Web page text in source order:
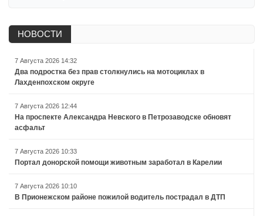
НОВОСТИ
7 Августа 2026 14:32
Два подростка без прав столкнулись на мотоциклах в
Лахденпохском округе
7 Августа 2026 12:44
На проспекте Александра Невского в Петрозаводске обновят
асфальт
7 Августа 2026 10:33
Портал донорской помощи животным заработал в Карелии
7 Августа 2026 10:10
В Прионежском районе пожилой водитель пострадал в ДТП